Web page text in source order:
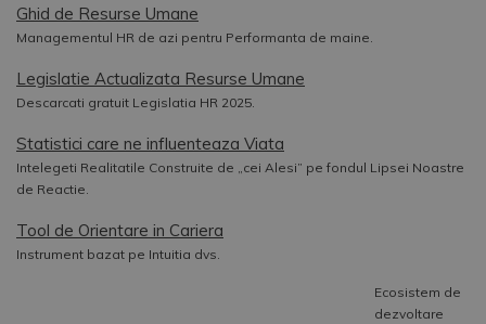
Ghid de Resurse Umane
Managementul HR de azi pentru Performanta de maine.
Legislatie Actualizata Resurse Umane
Descarcati gratuit Legislatia HR 2025.
Statistici care ne influenteaza Viata
Intelegeti Realitatile Construite de „cei Alesi” pe fondul Lipsei Noastre
de Reactie.
Tool de Orientare in Cariera
Instrument bazat pe Intuitia dvs.
Ecosistem de
dezvoltare